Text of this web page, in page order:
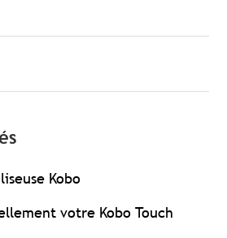
Kobo
votre Kobo Touch